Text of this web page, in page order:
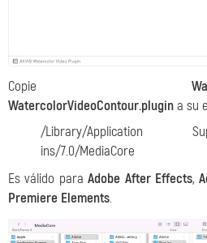
Copie
WatercolorVideoContour.plugina su
/Library/Application
ins/7.0/MediaCore
Es válido paraAdobe After Effects,
Premiere Elements.